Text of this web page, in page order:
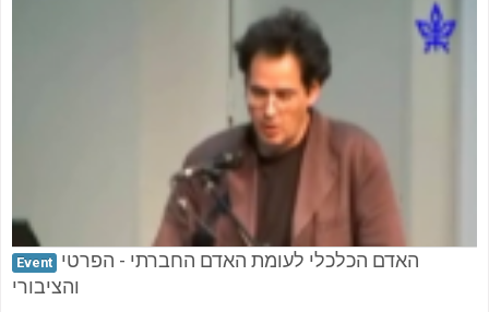
Event האדם הכלכלי לעומת האדם החברתי - הפרטי
והציבורי